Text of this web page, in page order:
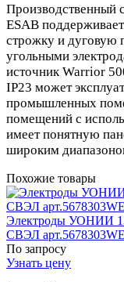
Производственный
ESAB
строжку и дуговую
угольными
источник Warrior
IP23 может
промышленных
помещений с
имеет понятную
широким
Похожие товары
Электроды УОНИИ
СВЭЛ
По запросу
Узнать цену